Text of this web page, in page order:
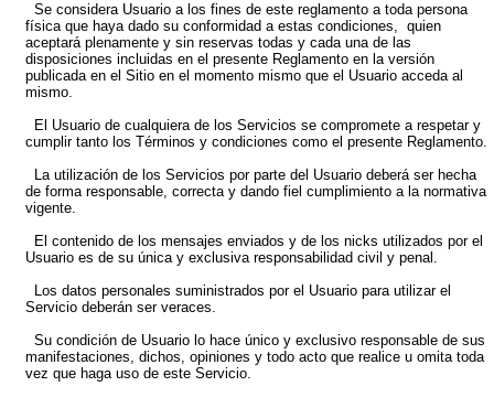
Se considera Usuario a los fines de este reglamento a toda persona
física que haya dado su conformidad a estas condiciones, quien
aceptará plenamente y sin reservas todas y cada una de las
disposiciones incluidas en el presente Reglamento en la versión
publicada en el Sitio en el momento mismo que el Usuario acceda al
mismo.
El Usuario de cualquiera de los Servicios se compromete a respetar y
cumplir tanto los Términos y condiciones como el presente Reglamento.
La utilización de los Servicios por parte del Usuario deberá ser hecha
de forma responsable, correcta y dando fiel cumplimiento a la normativa
vigente.
El contenido de los mensajes enviados y de los nicks utilizados por el
Usuario es de su única y exclusiva responsabilidad civil y penal.
Los datos personales suministrados por el Usuario para utilizar el
Servicio deberán ser veraces.
Su condición de Usuario lo hace único y exclusivo responsable de sus
manifestaciones, dichos, opiniones y todo acto que realice u omita toda
vez que haga uso de este Servicio.